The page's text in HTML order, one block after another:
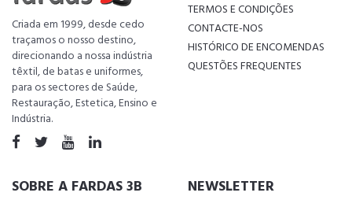
Criada em 1999, desde cedo
traçamos o nosso destino,
direcionando a nossa indústria
têxtil, de batas e uniformes,
para os sectores de Saúde,
Restauração, Estetica, Ensino e
Indústria.
TERMOS E CONDIÇÕES
CONTACTE-NOS
HISTÓRICO DE ENCOMENDAS
QUESTÕES FREQUENTES
SOBRE A FARDAS 3B NEWSLETTER